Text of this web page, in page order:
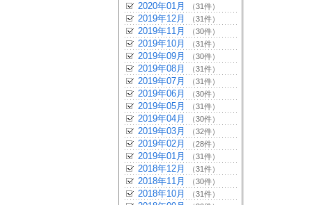
2020年01月 （31件）
2019年12月 （31件）
2019年11月 （30件）
2019年10月 （31件）
2019年09月 （30件）
2019年08月 （31件）
2019年07月 （31件）
2019年06月 （30件）
2019年05月 （31件）
2019年04月 （30件）
2019年03月 （32件）
2019年02月 （28件）
2019年01月 （31件）
2018年12月 （31件）
2018年11月 （30件）
2018年10月 （31件）